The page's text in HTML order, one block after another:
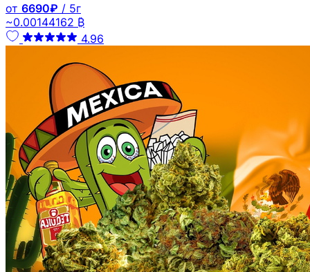
от 6690₽ / 5г
~0.00144162 ₿
4.96